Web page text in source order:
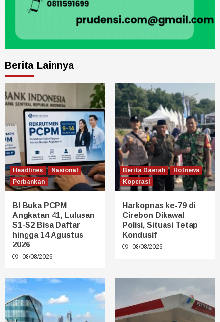
Berita Lainnya
Headlines
Nasional
Perbankan
BI Buka PCPM
Angkatan 41, Lulusan
S1-S2 Bisa Daftar
hingga 14 Agustus
2026
08/08/2026
Berita Daerah
Hotnews
Koperasi
Harkopnas ke-79 di
Cirebon Dikawal
Polisi, Situasi Tetap
Kondusif
08/08/2026